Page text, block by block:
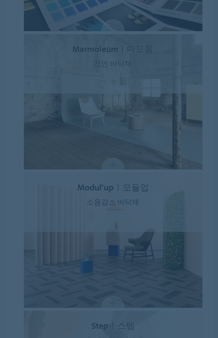
Marmoleumㅣ마모륨
천연 바닥재
Modul'upㅣ모듈업
소음감소 바닥재
Stepㅣ스텝